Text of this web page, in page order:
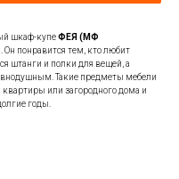
шкаф-купеФЕЯ (МФ
Он понравится тем, кто любит
штанги и полки для вещей, а
Такие предметы мебели
или загородного дома и
годы.